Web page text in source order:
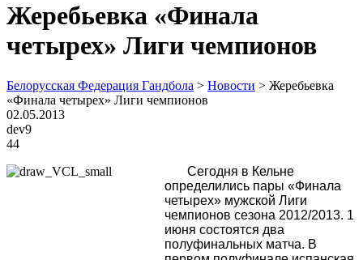
Жеребьевка «Финала
четырех» Лиги чемпионов
Белорусская Федерация Гандбола > Новости > Жеребьевка
«Финала четырех» Лиги чемпионов
02.05.2013
dev9
44
Сегодня в Кельне
определились пары «Финала
четырех» мужской Лиги
чемпионов сезона 2012/2013. 1
июня состоятся два
полуфинальных матча. В